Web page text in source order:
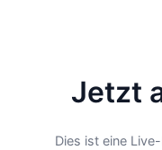
Jetzt
Dies ist eine